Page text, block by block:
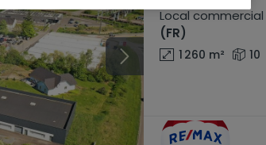
Local commercial
(FR)
1 260 m² 10